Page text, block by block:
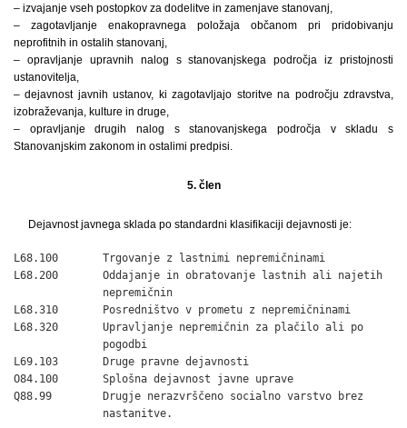
– izvajanje vseh postopkov za dodelitve in zamenjave stanovanj,
– zagotavljanje enakopravnega položaja občanom pri pridobivanju
neprofitnih in ostalih stanovanj,
– opravljanje upravnih nalog s stanovanjskega področja iz pristojnosti
ustanovitelja,
– dejavnost javnih ustanov, ki zagotavljajo storitve na področju zdravstva,
izobraževanja, kulture in druge,
– opravljanje drugih nalog s stanovanjskega področja v skladu s
Stanovanjskim zakonom in ostalimi predpisi.
5. člen
Dejavnost javnega sklada po standardni klasifikaciji dejavnosti je:
L68.100       Trgovanje z lastnimi nepremičninami
L68.200       Oddajanje in obratovanje lastnih ali najetih
              nepremičnin
L68.310       Posredništvo v prometu z nepremičninami
L68.320       Upravljanje nepremičnin za plačilo ali po
              pogodbi
L69.103       Druge pravne dejavnosti
O84.100       Splošna dejavnost javne uprave
Q88.99        Drugje nerazvrščeno socialno varstvo brez
              nastanitve.